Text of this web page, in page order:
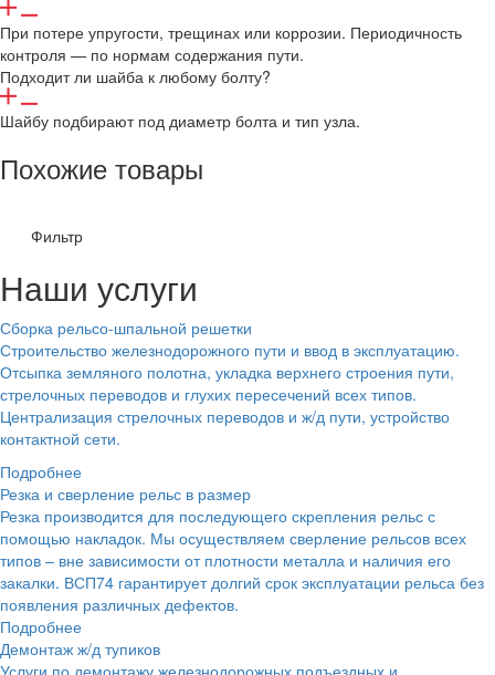
При потере упругости, трещинах или коррозии. Периодичность
контроля — по нормам содержания пути.
Подходит ли шайба к любому болту?
Шайбу подбирают под диаметр болта и тип узла.
Похожие товары
Фильтр
Наши услуги
Сборка рельсо-шпальной решетки
Строительство железнодорожного пути и ввод в эксплуатацию.
Отсыпка земляного полотна, укладка верхнего строения пути,
стрелочных переводов и глухих пересечений всех типов.
Централизация стрелочных переводов и ж/д пути, устройство
контактной сети.
Подробнее
Резка и сверление рельс в размер
Резка производится для последующего скрепления рельс с
помощью накладок. Мы осуществляем сверление рельсов всех
типов – вне зависимости от плотности металла и наличия его
закалки. ВСП74 гарантирует долгий срок эксплуатации рельса без
появления различных дефектов.
Подробнее
Демонтаж ж/д тупиков
Услуги по демонтажу железнодорожных подъездных и